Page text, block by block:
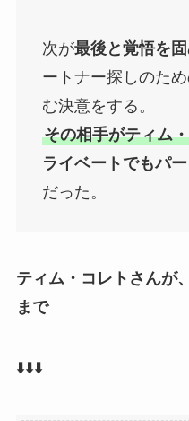
次が最後と覚悟を
ートナー探しのた
む決意をする。
その相手がティム
ライベートでもパ
だった。
ティム・コレトさんが、
まで
⬇️⬇️⬇️